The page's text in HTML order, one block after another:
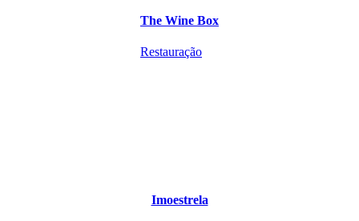
The Wine Box
Restauração
Imoestrela